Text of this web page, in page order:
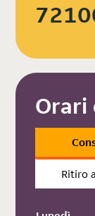
Orari
Ritiro